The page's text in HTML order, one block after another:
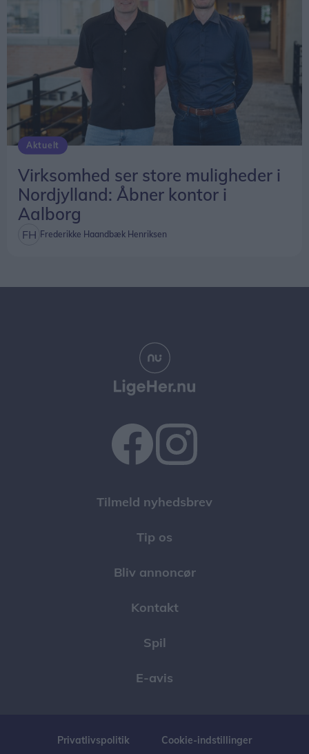
Aktuelt
Virksomhed ser store muligheder i
Nordjylland: Åbner kontor i
Aalborg
Frederikke Haandbæk Henriksen
Tilmeld nyhedsbrev
Tip os
Bliv annoncør
Kontakt
Spil
E-avis
Privatlivspolitik Cookie-indstillinger